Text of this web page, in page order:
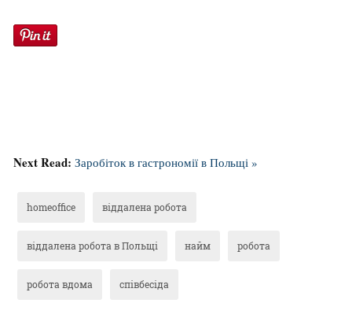
Next Read: Заробіток в гастрономії в Польщі »
homeoffice віддалена робота
віддалена робота в Польщі найм робота
робота вдома співбесіда